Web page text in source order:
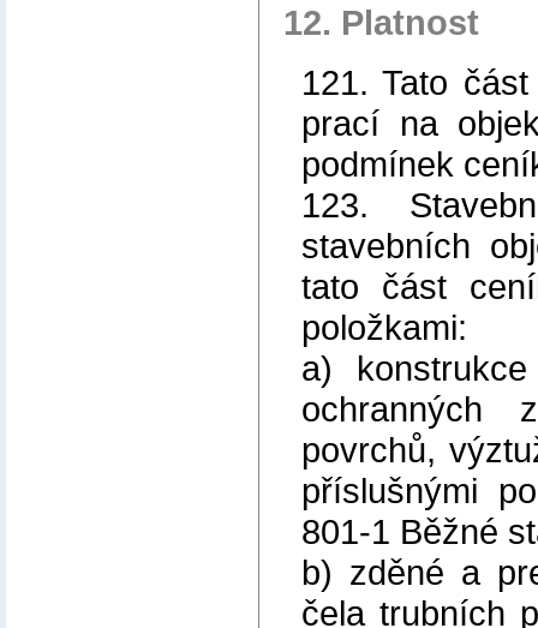
12. Platnost
121. Tato
prací na
podmínek
123.
stavebních
tato část
položkami:
a)
ochranných
povrchů,
příslušnými
801-1 Běžné
b) zděné a
čela trubních